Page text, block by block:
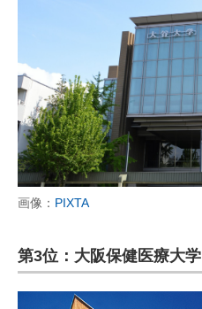
画像： PIXTA
第3位：大阪保健医療大学